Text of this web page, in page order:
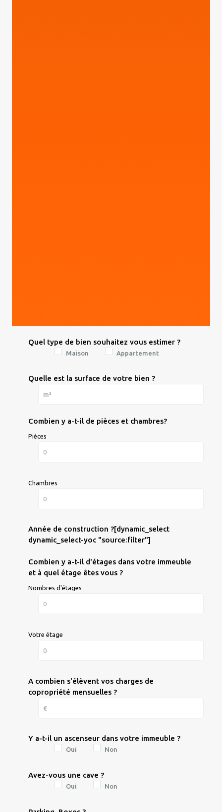
Quel type de bien souhaitez vous estimer ?
Maison Appartement
Quelle est la surface de votre bien ?
Combien y a-t-il de pièces et chambres?
Pièces
Chambres
Année de construction ?[dynamic_select
dynamic_select-yoc "source:filter"]
Combien y a-t-il d'étages dans votre immeuble
et à quel étage êtes vous ?
Nombres d'étages
Votre étage
A combien s'élèvent vos charges de
copropriété mensuelles ?
Y a-t-il un ascenseur dans votre immeuble ?
Oui Non
Avez-vous une cave ?
Oui Non